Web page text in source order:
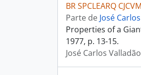
BR SPCLEARQ
Parte de José
Properties of a
1977, p. 13-15.
José Carlos